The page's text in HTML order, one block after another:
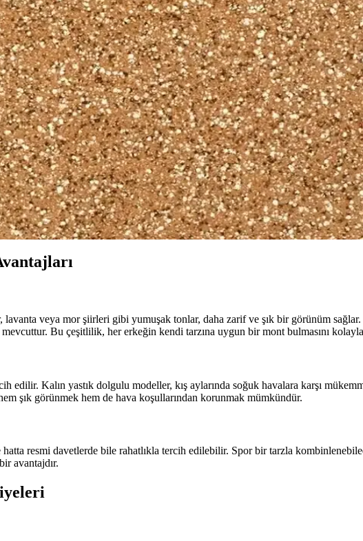
noktalar bu yazıda detaylıca ele alınıyor. Şıklık ve konforu bir arada
Kış Stili
ayakkabı ve aksesuar uyumu ile kış stilinizi tamamlayın, bakım
Rehberi
almak, hem rahatlık hem de şıklık için önemlidir. Bu rehberde, ölçüm
ve Trendler
sportif görünümler için ideal seçimler sunar. Beden uyumu ve kaliteye dikkat
ve Fonksiyonellik Bir Arada
sunuyoruz. Farklı kumaş türleri, fiyat aralıkları ve seçim ipuçlarıyla
veya mor şiirleri gibi yumuşak tonlar, daha zarif ve şık bir görünüm
Bu çeşitlilik, her erkeğin kendi tarzına uygun bir mont bulmasını
Kalın yastık dolgulu modeller, kış aylarında soğuk havalara karşı
şık görünmek hem de hava koşullarından korunmak mümkündür.
resmi davetlerde bile rahatlıkla tercih edilebilir. Spor bir tarzla
avantajdır.